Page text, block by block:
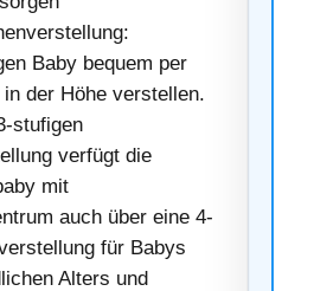
Baby bequem per
der Höhe verstellen.
stufigen
verfügt die
mit
auch über eine 4-
für Babys
Alters und